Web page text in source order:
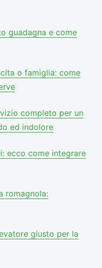
guadagna e come
o famiglia: come
completo per un
ed indolore
ecco come integrare
romagnola:
giusto per la